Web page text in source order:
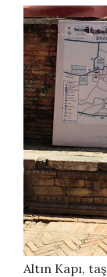
Altın Kapı,